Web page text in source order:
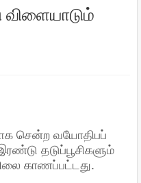
சென்ற வயோதிபப்
தடுப்பூசிகளும்
காணப்பட்டது.